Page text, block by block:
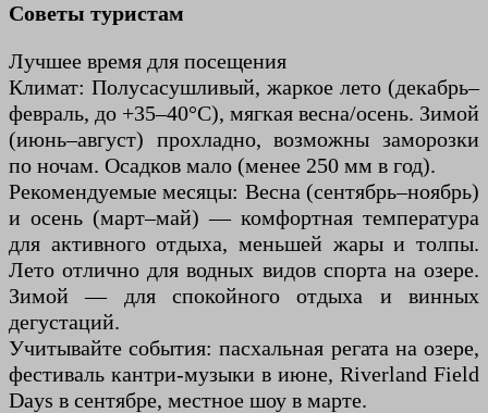
Советы туристам
Лучшее время для посещения
Климат: Полусасушливый, жаркое лето (декабрь–
февраль, до +35–40°C), мягкая весна/осень. Зимой
(июнь–август) прохладно, возможны заморозки
по ночам. Осадков мало (менее 250 мм в год).
Рекомендуемые месяцы: Весна (сентябрь–ноябрь)
и осень (март–май) — комфортная температура
для активного отдыха, меньшей жары и толпы.
Лето отлично для водных видов спорта на озере.
Зимой — для спокойного отдыха и винных
дегустаций.
Учитывайте события: пасхальная регата на озере,
фестиваль кантри-музыки в июне, Riverland Field
Days в сентябре, местное шоу в марте.